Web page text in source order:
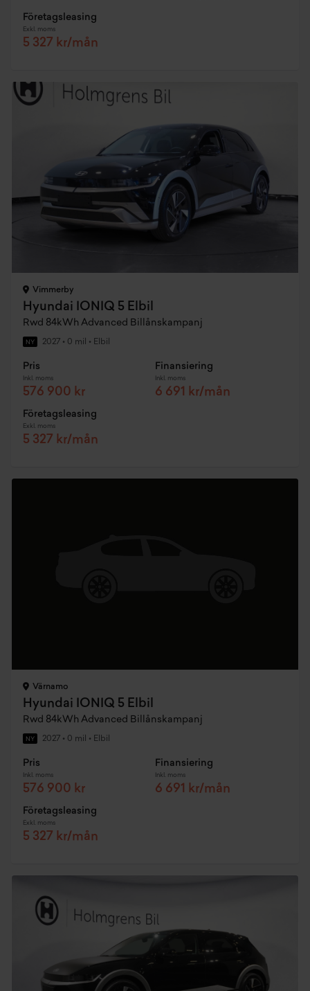
Företagsleasing
Exkl. moms
5 327 kr/mån
Vimmerby
Hyundai IONIQ 5 Elbil
Rwd 84kWh Advanced Billånskampanj
NY 2027 • 0 mil • Elbil
Pris
Inkl. moms
576 900 kr
Finansiering
Inkl. moms
6 691 kr/mån
Företagsleasing
Exkl. moms
5 327 kr/mån
Värnamo
Hyundai IONIQ 5 Elbil
Rwd 84kWh Advanced Billånskampanj
NY 2027 • 0 mil • Elbil
Pris
Inkl. moms
576 900 kr
Finansiering
Inkl. moms
6 691 kr/mån
Företagsleasing
Exkl. moms
5 327 kr/mån